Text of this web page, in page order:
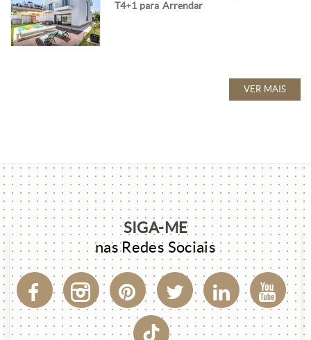
T4+1 para Arrendar
VER MAIS
SIGA-ME
nas Redes Sociais